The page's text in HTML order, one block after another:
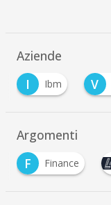
Aziende
I
Ibm V
Argomenti
F
Finance